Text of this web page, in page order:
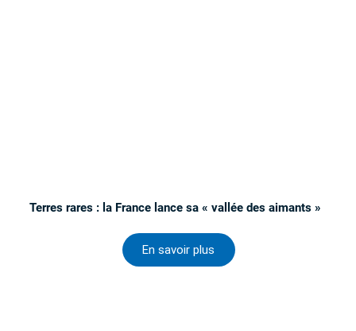
Terres rares : la France lance sa « vallée des aimants »
En savoir plus